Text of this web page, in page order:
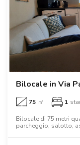
Bilocale in Via
75 ㎡ 1
Bilocale di 75 metri
parcheggio, salotto,
matrimoniale,